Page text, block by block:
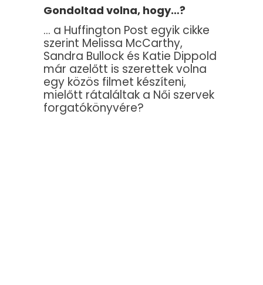
Gondoltad volna, hogy…?
… a Huffington Post egyik cikke
szerint Melissa McCarthy,
Sandra Bullock és Katie Dippold
már azelőtt is szerettek volna
egy közös filmet készíteni,
mielőtt rátaláltak a Női szervek
forgatókönyvére?